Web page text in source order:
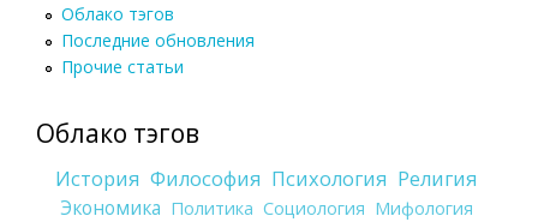
Облако тэгов
Последние обновления
Прочие статьи
Облако тэгов
История Философия Психология Религия
Экономика Политика Социология Мифология